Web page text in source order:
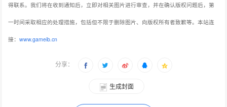
得联系。我们将在收到通知后，立即对相关图片进行审查，并在确认版权问题后，第
一时间采取相应的处理措施，包括但不限于删除图片、向版权所有者致歉等。本站连
接：www.gameib.cn
分享：
生成封面